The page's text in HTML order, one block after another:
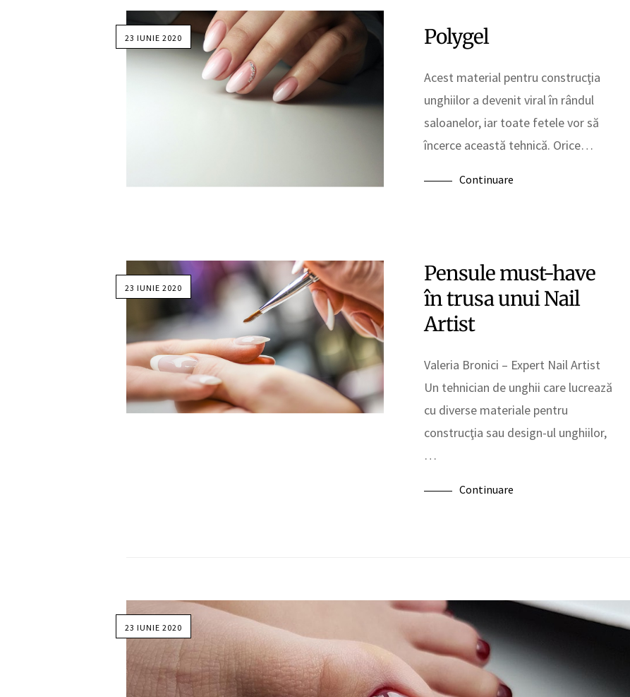
23 IUNIE 2020 Polygel
Acest material pentru construcţia
unghiilor a devenit viral în rândul
saloanelor, iar toate fetele vor să
încerce această tehnică. Orice…
Continuare
23 IUNIE 2020
Pensule must-have
în trusa unui Nail
Artist
Valeria Bronici – Expert Nail Artist
Un tehnician de unghii care lucrează
cu diverse materiale pentru
construcţia sau design-ul unghiilor,
…
Continuare
23 IUNIE 2020